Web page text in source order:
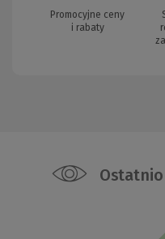
Promocyjne ceny
i rabaty